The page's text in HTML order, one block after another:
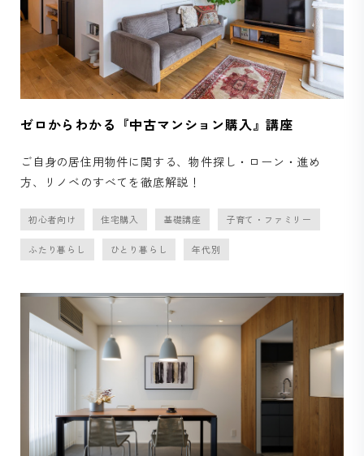
ゼロからわかる『中古マンション購入』講座
ご自身の居住用物件に関する、物件探し・ローン・進め
方、リノベのすべてを徹底解説！
初心者向け 住宅購入 基礎講座 子育て・ファミリー
ふたり暮らし ひとり暮らし 年代別